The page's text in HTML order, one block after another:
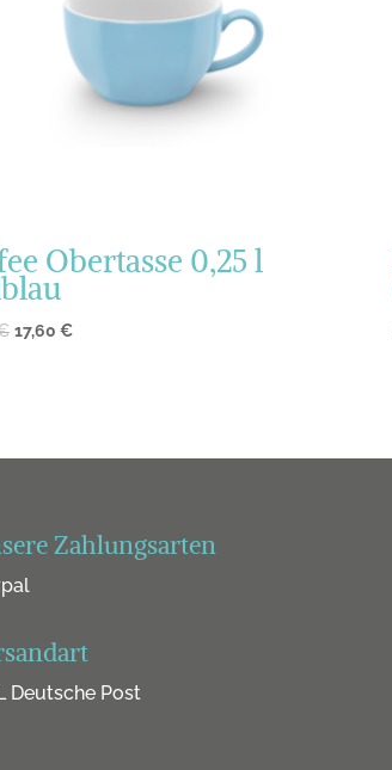
Obertasse 0,25 l
17,60 €
Zahlungsarten
Deutsche Post